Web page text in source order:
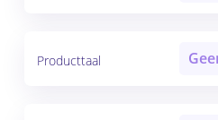
Producttaal